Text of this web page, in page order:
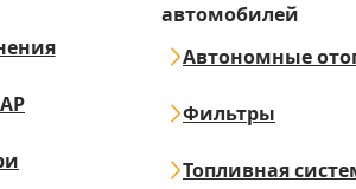
автомобилей
Автономные
Фильтры
Топливная